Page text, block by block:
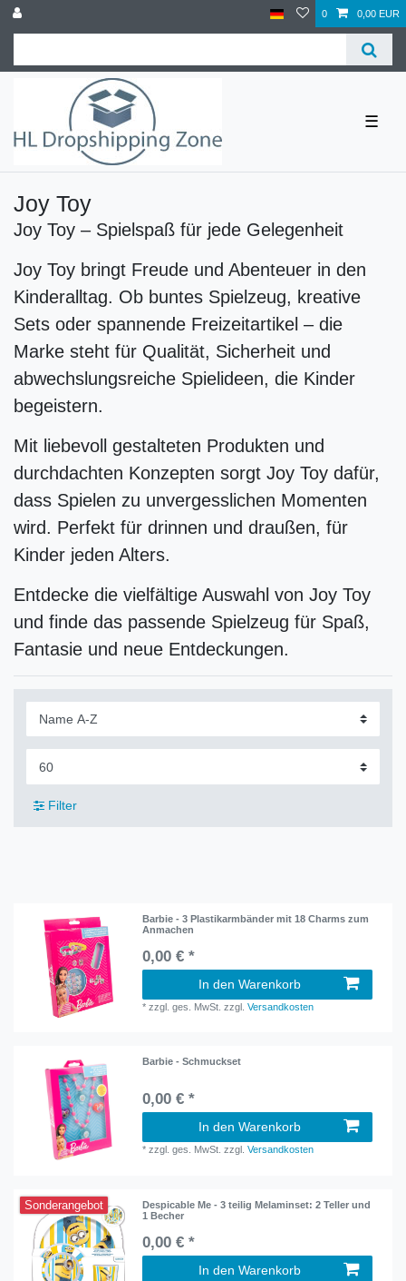
0 0,00 EUR
☰
Joy Toy
Joy Toy – Spielspaß für jede Gelegenheit
Joy Toy bringt Freude und Abenteuer in den
Kinderalltag. Ob buntes Spielzeug, kreative
Sets oder spannende Freizeitartikel – die
Marke steht für Qualität, Sicherheit und
abwechslungsreiche Spielideen, die Kinder
begeistern.
Mit liebevoll gestalteten Produkten und
durchdachten Konzepten sorgt Joy Toy dafür,
dass Spielen zu unvergesslichen Momenten
wird. Perfekt für drinnen und draußen, für
Kinder jeden Alters.
Entdecke die vielfältige Auswahl von Joy Toy
und finde das passende Spielzeug für Spaß,
Fantasie und neue Entdeckungen.
Filter
Barbie - 3 Plastikarmbänder mit 18 Charms zum
Anmachen
0,00 € *
In den Warenkorb
*zzgl. ges. MwSt. zzgl.Versandkosten
Barbie - Schmuckset
0,00 € *
In den Warenkorb
*zzgl. ges. MwSt. zzgl.Versandkosten
Sonderangebot
Despicable Me - 3 teilig Melaminset: 2 Teller und
1 Becher
0,00 € *
In den Warenkorb